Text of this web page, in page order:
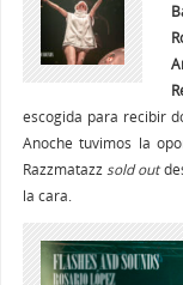
escogida para recibir
Anoche tuvimos la
Razzmatazzsold out
la cara.